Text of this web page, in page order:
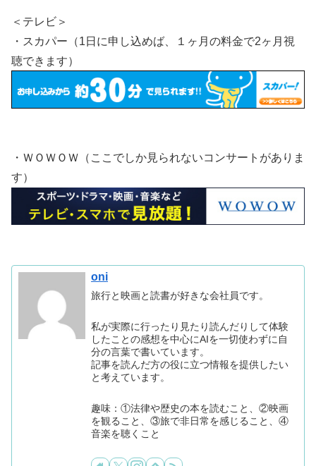
＜テレビ＞
・スカパー（1日に申し込めば、１ヶ月の料金で2ヶ月視
聴できます）
・ＷＯＷＯＷ（ここでしか見られないコンサートがありま
す）
oni
旅行と映画と読書が好きな会社員です。
私が実際に行ったり見たり読んだりして体験
したことの感想を中心にAIを一切使わずに自
分の言葉で書いています。
記事を読んだ方の役に立つ情報を提供したい
と考えています。
趣味：①法律や歴史の本を読むこと、②映画
を観ること、③旅で非日常を感じること、④
音楽を聴くこと